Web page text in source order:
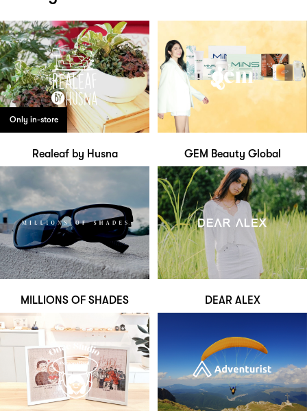
Only in-store
Realeaf by Husna GEM Beauty Global
MILLIONS OF SHADES DEAR ALEX